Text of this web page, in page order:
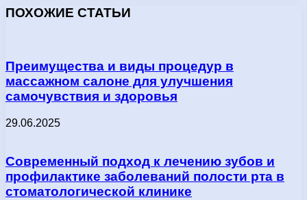
ПОХОЖИЕ СТАТЬИ
Преимущества и виды процедур в
массажном салоне для улучшения
самочувствия и здоровья
29.06.2025
Современный подход к лечению зубов и
профилактике заболеваний полости рта в
стоматологической клинике